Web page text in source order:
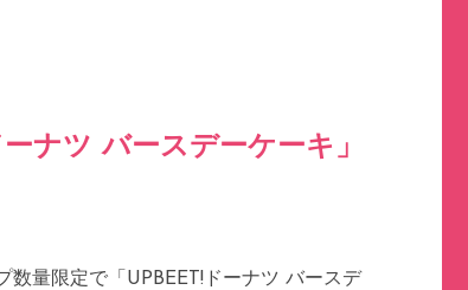
ナツ バースデーケーキ」
数量限定で「UPBEET!ドーナツ バースデ